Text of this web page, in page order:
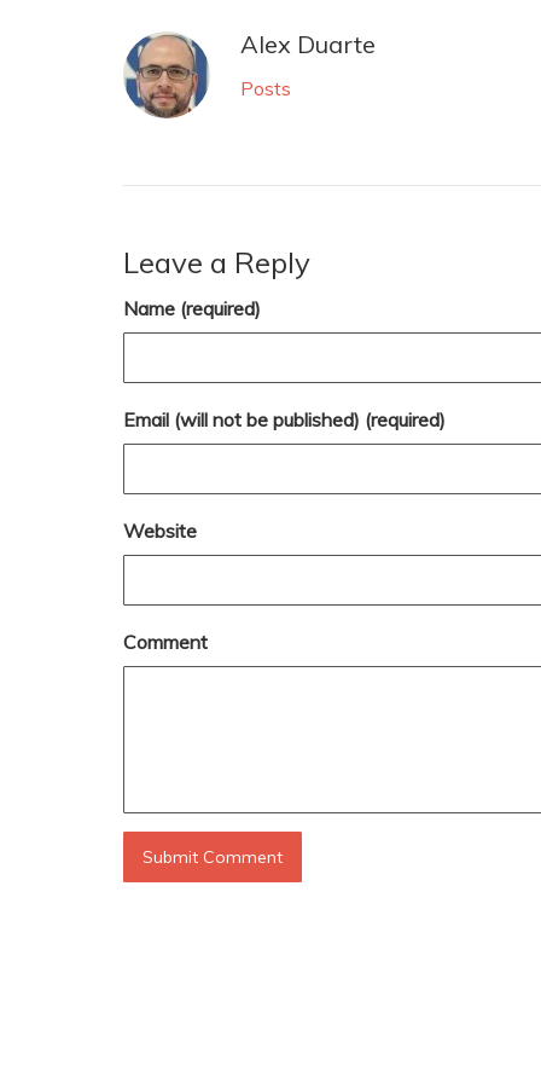
Alex Duarte
Posts
Leave a Reply
Name (required)
Email (will not be published) (required)
Website
Comment